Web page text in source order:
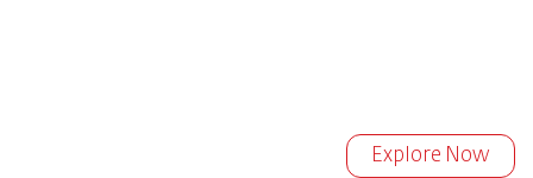
Explore Now